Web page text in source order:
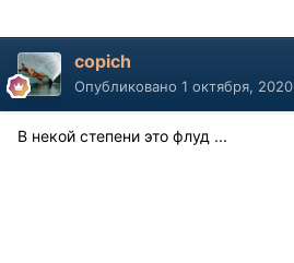
copich
Опубликовано 1 октября, 2020
В некой степени это флуд ...